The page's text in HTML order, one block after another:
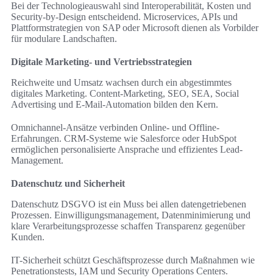
Bei der Technologieauswahl sind Interoperabilität, Kosten und
Security-by-Design entscheidend. Microservices, APIs und
Plattformstrategien von SAP oder Microsoft dienen als Vorbilder
für modulare Landschaften.
Digitale Marketing- und Vertriebsstrategien
Reichweite und Umsatz wachsen durch ein abgestimmtes
digitales Marketing. Content-Marketing, SEO, SEA, Social
Advertising und E-Mail-Automation bilden den Kern.
Omnichannel-Ansätze verbinden Online- und Offline-
Erfahrungen. CRM-Systeme wie Salesforce oder HubSpot
ermöglichen personalisierte Ansprache und effizientes Lead-
Management.
Datenschutz und Sicherheit
Datenschutz DSGVO ist ein Muss bei allen datengetriebenen
Prozessen. Einwilligungsmanagement, Datenminimierung und
klare Verarbeitungsprozesse schaffen Transparenz gegenüber
Kunden.
IT-Sicherheit schützt Geschäftsprozesse durch Maßnahmen wie
Penetrationstests, IAM und Security Operations Centers.